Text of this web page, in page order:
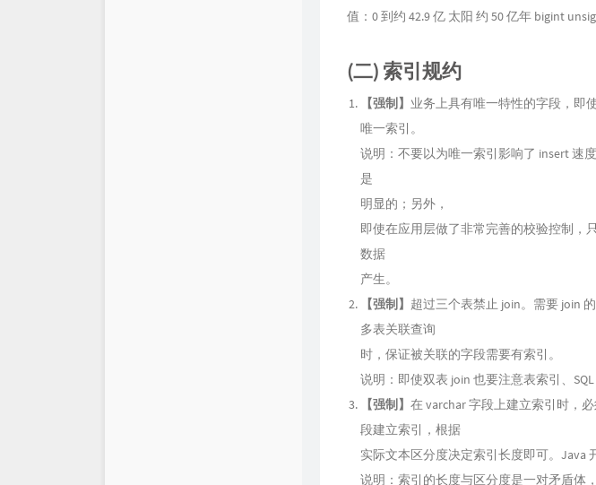
值：0 到约 42.9 亿 太阳 约 50 亿年 bigint
(二) 索引规约
【强制】 业务上具有唯一特性的字段，即
唯一索引。
说明：不要以为唯一索引影响了 insert 速
是
明显的；另外，
即使在应用层做了非常完善的校验控制，
数据
产生。
【强制】 超过三个表禁止 join。需要 join
多表关联查询
时，保证被关联的字段需要有索引。
说明：即使双表 join 也要注意表索引、SQL
【强制】 在 varchar 字段上建立索引时，
段建立索引，根据
实际文本区分度决定索引长度即可。Java
说明：索引的长度与区分度是一对矛盾体